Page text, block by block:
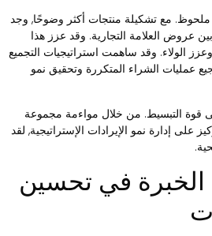
مع تشكيلة منتجات أكثر وضوحًا, وجد
عروض العلامة التجارية. وقد عزز هذا
الولاء. وقد ساهمت استراتيجيات التجميع
الشراء المتكررة وتحقيق نمو
التبسيط. من خلال مواءمة مجموعة
إدارة نمو الإيرادات الإستراتيجية, لقد
في تحسين